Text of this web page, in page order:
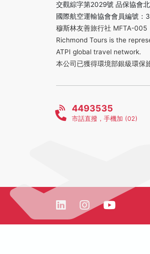
交觀綜字第2029號 品保協會
國際航空運輸協會會員編號：
穆斯林友善旅行社 MFTA-005
Richmond Tours is the
ATPI global travel network.
本公司已獲得環境部銀級環保
4493535
市話直撥，手機加 (02)